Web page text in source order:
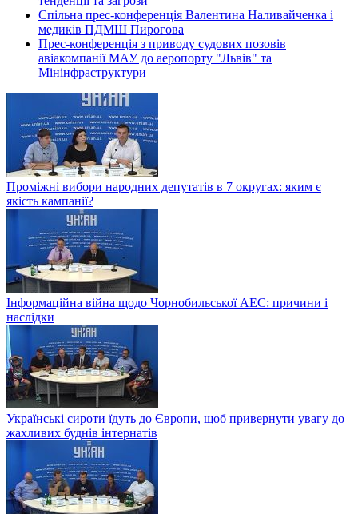
Спільна прес-конференція Валентина Наливайченка і
медиків ПДМШ Пирогова
Прес-конференція з приводу судових позовів
авіакомпанії МАУ до аеропорту "Львів" та
Мінінфраструктури
Проміжні вибори народних депутатів в 7 округах: яким є
якість кампанії?
Інформаційна війна щодо Чорнобильської АЕС: причини і
наслідки
Українські сироти їдуть до Європи, щоб привернути увагу до
жахливих буднів інтернатів